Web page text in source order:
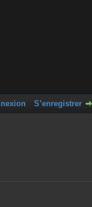
S’enregistrer